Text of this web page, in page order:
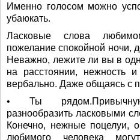
Именно голосом можно
убаюкать.
Ласковые слова
пожелание спокойной ночи,
Неважно, лежите ли вы в
на расстоянии, нежность
вербально. Даже общаясь с
• Ты
разнообразить ласковыми
Конечно, нежные поцелуи,
любимого человека